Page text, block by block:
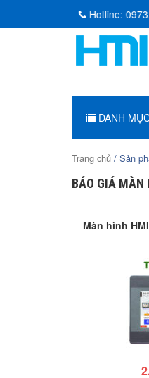
Hotline:
DANH
Trang chủ / Sản
BÁO GIÁ MÀN
Màn hình